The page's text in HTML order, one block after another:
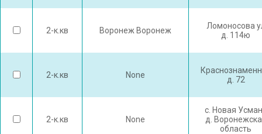
2-к.кв Воронеж Воронеж
Ломоносова
д. 114ю
2-к.кв None
д. 72
2-к.кв None
с. Новая
д.
область